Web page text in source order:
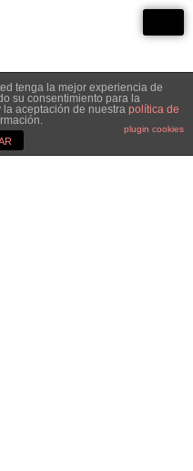
tenga la mejor experiencia de
su consentimiento para la
aceptación de nuestra política de
plugin cookies